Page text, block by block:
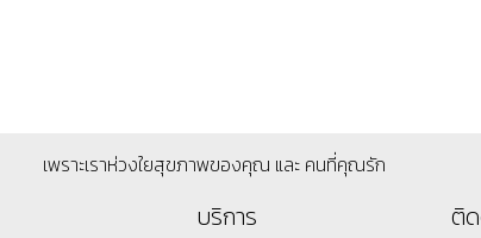
เพราะเราห่วงใยสุขภาพของคุณ และ คนที่คุณรัก
บริการ ติ